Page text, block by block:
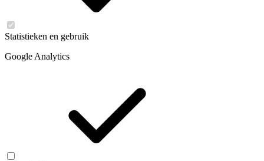
Statistieken en gebruik
Google Analytics